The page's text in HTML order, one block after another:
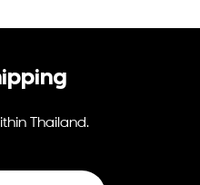
Thailand.